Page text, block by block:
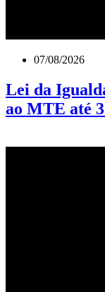
07/08/2026
Lei da
ao MTE até